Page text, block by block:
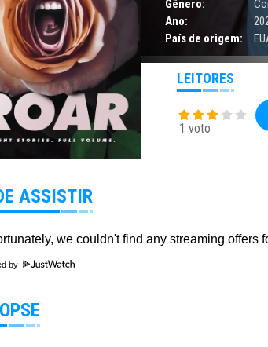
Gênero:
Ano:
País de origem:
LEITORES
1 voto
ASSISTIR
by